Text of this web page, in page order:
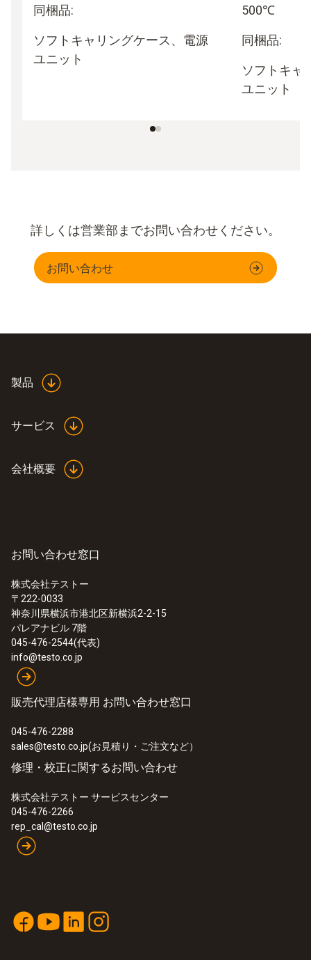
同梱品:
ソフトキャリングケース、電源
ユニット
500℃
同梱品:
ソフトキャ
ユニット
詳しくは営業部までお問い合わせください。
お問い合わせ
製品
サービス
会社概要
お問い合わせ窓口
株式会社テストー
〒222-0033
神奈川県横浜市港北区新横浜2-2-15
パレアナビル 7階
045-476-2544(代表)
info@testo.co.jp
販売代理店様専用 お問い合わせ窓口
045-476-2288
sales@testo.co.jp(お見積り・ご注文など）
修理・校正に関するお問い合わせ
株式会社テストー サービスセンター
045-476-2266
rep_cal@testo.co.jp